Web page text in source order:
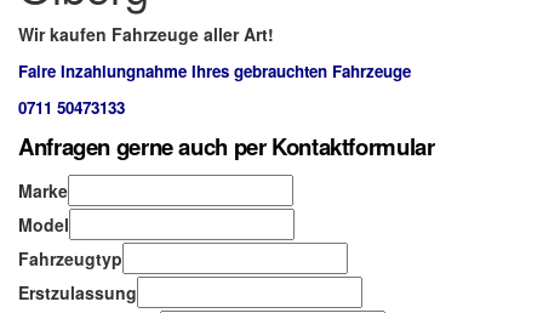
Wir kaufen Fahrzeuge aller Art!
Faire Inzahlungnahme Ihres gebrauchten Fahrzeuge
0711 50473133
Anfragen gerne auch per Kontaktformular
Marke
Model
Fahrzeugtyp
Erstzulassung